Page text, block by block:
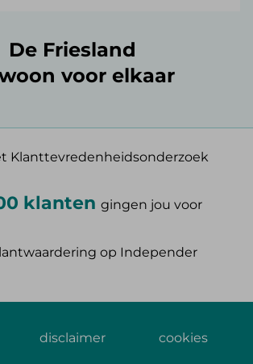
De Friesland
voor elkaar
Klanttevredenheidsonderzoek
klanten gingen jou voor
op Independer
disclaimer cookies